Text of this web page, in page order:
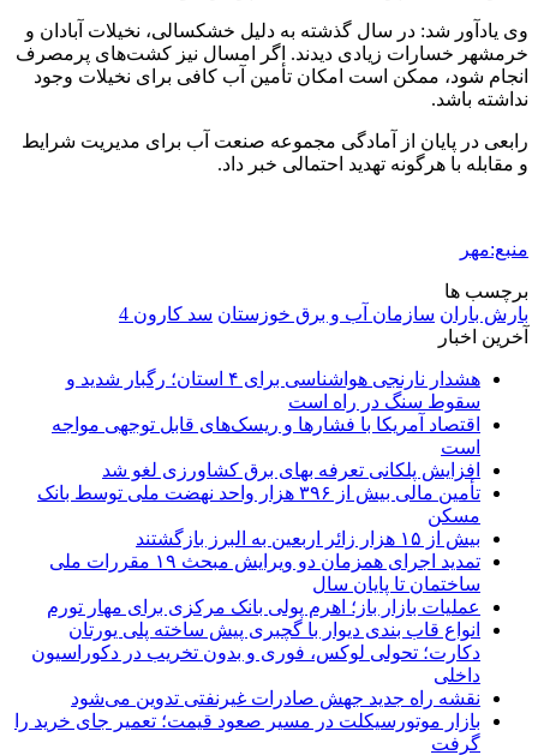
وی یادآور شد: در سال گذشته به دلیل خشکسالی، نخیلات آبادان و
خرمشهر خسارات زیادی دیدند. اگر امسال نیز کشت‌های پرمصرف
انجام شود، ممکن است امکان تأمین آب کافی برای نخیلات وجود
نداشته باشد.
رابعی در پایان از آمادگی مجموعه صنعت آب برای مدیریت شرایط
و مقابله با هرگونه تهدید احتمالی خبر داد.
منبع:مهر
برچسب ها
بارش باران سازمان آب و برق خوزستان سد کارون 4
آخرین اخبار
هشدار نارنجی هواشناسی برای ۴ استان؛ رگبار شدید و
سقوط سنگ در راه است
اقتصاد آمریکا با فشارها و ریسک‌های قابل توجهی مواجه
است
افزایش پلکانی تعرفه بهای برق کشاورزی لغو شد
تأمین مالی بیش از ۳۹۶ هزار واحد نهضت ملی توسط بانک
مسکن
بیش از ۱۵ هزار زائر اربعین به البرز بازگشتند
تمدید اجرای همزمان دو ویرایش مبحث ۱۹ مقررات ملی
ساختمان تا پایان سال
عملیات بازار باز؛ اهرم پولی بانک مرکزی برای مهار تورم
انواع قاب بندی دیوار با گچبری پیش ساخته پلی یورتان
دکارت؛ تحولی لوکس، فوری و بدون تخریب در دکوراسیون
داخلی
نقشه راه جدید جهش صادرات غیرنفتی تدوین می‌شود
بازار موتورسیکلت در مسیر صعود قیمت؛ تعمیر جای خرید را
گرفت